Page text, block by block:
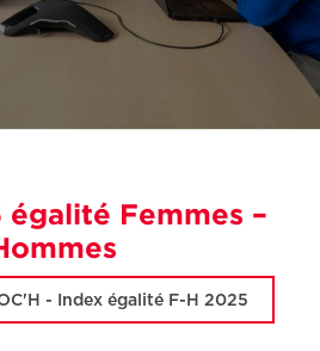
égalité Femmes –
- Index égalité F-H 2025